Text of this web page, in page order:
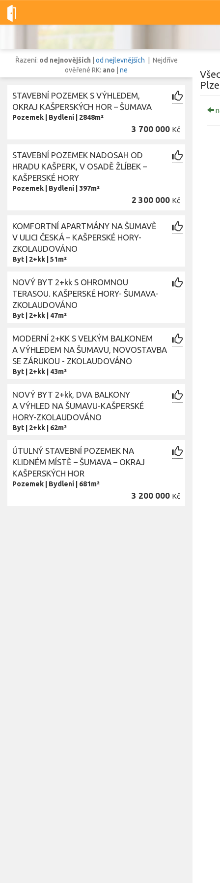
Dobré-nemovitosti.cz obec Kašperské Hory, okres Klatovy,
Vše Byty Domy Pozemky
Cena
Řazení: od nejnovějších od nejlevnějších | Nejdříve
ověřené RK: ano ne
STAVEBNÍ POZEMEK S VÝHLEDEM,
OKRAJ KAŠPERSKÝCH HOR – ŠUMAVA
Pozemek Bydlení 2848m²
3 700 000 Kč
STAVEBNÍ POZEMEK NADOSAH OD
HRADU KAŠPERK, V OSADĚ ŽLÍBEK –
KAŠPERSKÉ HORY
Pozemek Bydlení 397m²
2 300 000 Kč
KOMFORTNÍ APARTMÁNY NA ŠUMAVĚ
V ULICI ČESKÁ – KAŠPERSKÉ HORY-
ZKOLAUDOVÁNO
Byt 2+kk 51m²
NOVÝ BYT 2+kk S OHROMNOU
TERASOU. KAŠPERSKÉ HORY- ŠUMAVA-
ZKOLAUDOVÁNO
Byt 2+kk 47m²
MODERNÍ 2+KK S VELKÝM BALKONEM
A VÝHLEDEM NA ŠUMAVU, NOVOSTAVBA
SE ZÁRUKOU - ZKOLAUDOVÁNO
Byt 2+kk 43m²
NOVÝ BYT 2+kk, DVA BALKONY
A VÝHLED NA ŠUMAVU-KAŠPERSKÉ
HORY-ZKOLAUDOVÁNO
Byt 2+kk 62m²
ÚTULNÝ STAVEBNÍ POZEMEK NA
KLIDNÉM MÍSTĚ – ŠUMAVA – OKRAJ
KAŠPERSKÝCH HOR
Pozemek Bydlení 681m²
3 200 000 Kč